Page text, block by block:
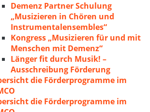
Demenz Partner Schulung
„Musizieren in Chören und
Instrumentalensembles“
Kongress „Musizieren für und mit
Menschen mit Demenz“
Länger fit durch Musik! –
Ausschreibung Förderung
die Förderprogramme im
die Förderprogramme im